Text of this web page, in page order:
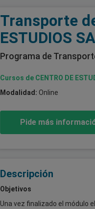
Transporte
ESTUDIOS
Programa de
Cursos de CENTRO DE
Modalidad: Online
Pide más
Descripción
Objetivos
Una vez finalizado el módulo